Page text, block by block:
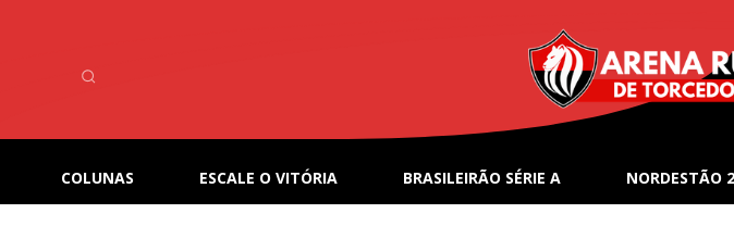
COLUNAS ESCALE O VITÓRIA BRASILEIRÃO SÉRIE A NORDESTÃO